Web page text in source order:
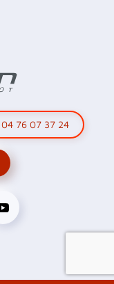
04 76 07 37 24